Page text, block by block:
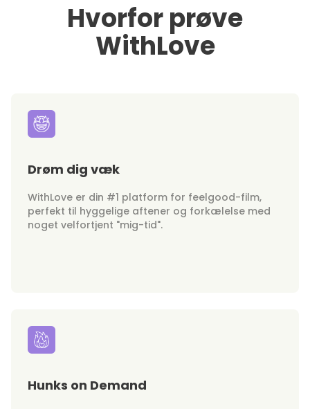
Hvorfor prøve
WithLove
Drøm dig væk
WithLove er din #1 platform for feelgood-film,
perfekt til hyggelige aftener og forkælelse med
noget velfortjent "mig-tid".
Hunks on Demand